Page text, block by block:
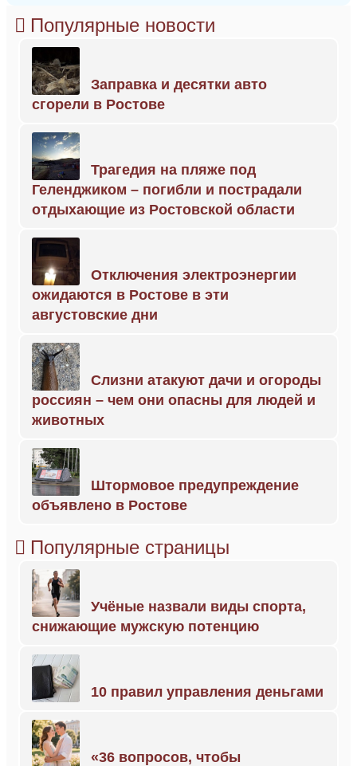
Популярные новости
Заправка и десятки авто
сгорели в Ростове
Трагедия на пляже под
Геленджиком – погибли и пострадали
отдыхающие из Ростовской области
Отключения электроэнергии
ожидаются в Ростове в эти
августовские дни
Слизни атакуют дачи и огороды
россиян – чем они опасны для людей и
животных
Штормовое предупреждение
объявлено в Ростове
Популярные страницы
Учёные назвали виды спорта,
снижающие мужскую потенцию
10 правил управления деньгами
«36 вопросов, чтобы